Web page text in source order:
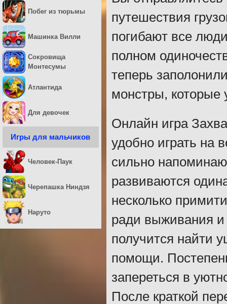
путешествия
погибают все
полном
теперь
монстры, которые
Онлайн игра
удобно играть на
сильно
развиваются
несколько
ради выживания и
получится найти
помощи.
запереться в
После краткой
Побег из тюрьмы
Машинка Вилли
Сокровища
Монтесумы
Атлантида
Для девочек
Игры для мальчиков
Человек-Паук
Черепашка Ниндзя
Наруто